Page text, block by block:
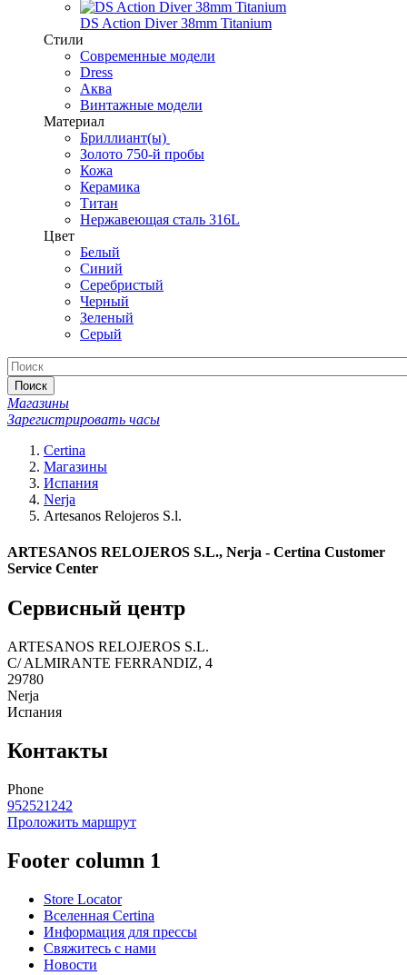
DS Action Diver 38mm Titanium
Стили
Современные модели
Dress
Аква
Винтажные модели
Материал
Бриллиант(ы)
Золото 750-й пробы
Кожа
Керамика
Титан
Нержавеющая сталь 316L
Цвет
Белый
Синий
Серебристый
Черный
Зеленый
Серый
Поиск
Магазины
Зарегистрировать часы
Certina
Магазины
Испания
Nerja
Artesanos Relojeros S.l.
ARTESANOS RELOJEROS S.L., Nerja - Certina Customer
Service Center
Сервисный центр
ARTESANOS RELOJEROS S.L.
C/ ALMIRANTE FERRANDIZ, 4
29780
Nerja
Испания
Контакты
Phone
952521242
Проложить маршрут
Footer column 1
Store Locator
Вселенная Certina
Информация для прессы
Свяжитесь с нами
Новости